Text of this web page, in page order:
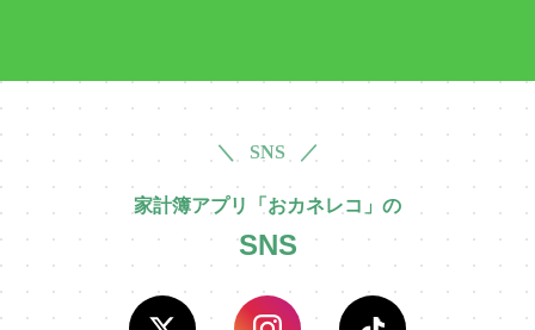
＼ SNS ／
家計簿アプリ「おカネレコ」の
SNS